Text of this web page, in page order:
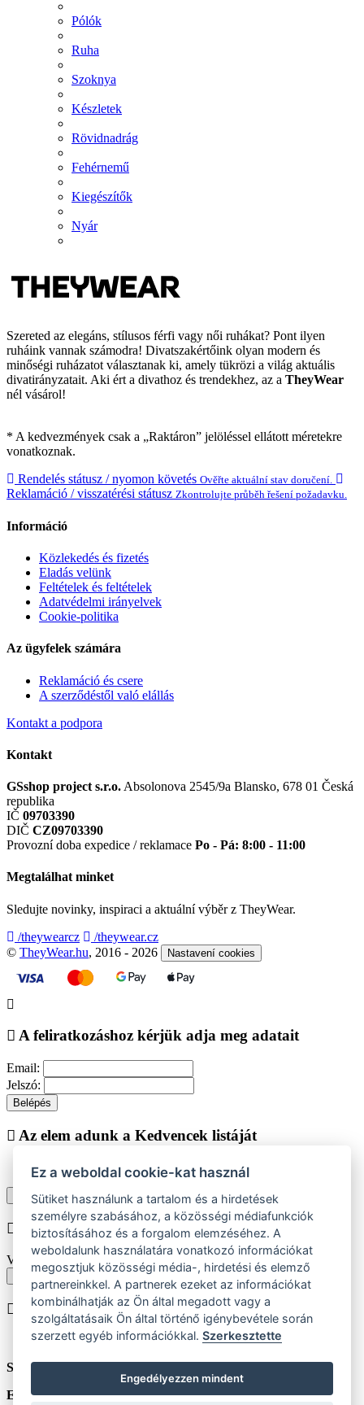
Pólók
Ruha
Szoknya
Készletek
Rövidnadrág
Fehérnemű
Kiegészítők
Nyár
Szereted az elegáns, stílusos férfi vagy női ruhákat? Pont ilyen
ruháink vannak számodra! Divatszakértőink olyan modern és
minőségi ruházatot választanak ki, amely tükrözi a világ aktuális
divatirányzatait. Aki ért a divathoz és trendekhez, az a TheyWear
nél vásárol!
* A kedvezmények csak a „Raktáron” jelöléssel ellátott méretekre
vonatkoznak.
Rendelés státusz / nyomon követés Ověřte aktuální stav doručení.
Reklamáció / visszatérési státusz Zkontrolujte průběh řešení požadavku.
Információ
Közlekedés és fizetés
Eladás velünk
Feltételek és feltételek
Adatvédelmi irányelvek
Cookie-politika
Az ügyfelek számára
Reklamáció és csere
A szerződéstől való elállás
Kontakt a podpora
Kontakt
GSshop project s.r.o. Absolonova 2545/9a Blansko, 678 01 Česká
republika
IČ 09703390
DIČ CZ09703390
Provozní doba expedice / reklamace Po - Pá: 8:00 - 11:00
Megtalálhat minket
Sledujte novinky, inspiraci a aktuální výběr z TheyWear.
/theywearcz
/theywear.cz
© TheyWear.hu, 2016 - 2026 Nastavení cookies
A feliratkozáshoz kérjük adja meg adatait
Email:
Jelszó:
Belépés
Az elem adunk a Kedvencek listáját
Vásárlás folytatása Megjelenítése kedvencek listájához
Chyba při vkládání do košíku
Vyberte prosím velikost produktu
Vissza a méretekhez
A terméket beiktatjuk helyezése
Szám:
Egységár: HUF
Ez a weboldal cookie-kat használ
Sütiket használunk a tartalom és a hirdetések
személyre szabásához, a közösségi médiafunkciók
biztosításához és a forgalom elemzéséhez. A
weboldalunk használatára vonatkozó információkat
megosztjuk közösségi média-, hirdetési és elemző
partnereinkkel. A partnerek ezeket az információkat
kombinálhatják az Ön által megadott vagy a
szolgáltatásaik Ön által történő igénybevétele során
szerzett egyéb információkkal.Szerkesztette
Engedélyezzen mindent